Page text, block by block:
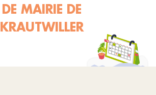
DE MAIRIE DE
KRAUTWILLER